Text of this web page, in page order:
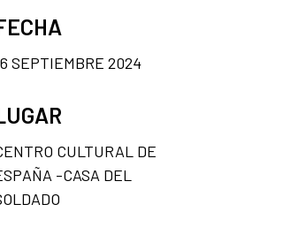
SEPTIEMBRE 2024
CULTURAL DE
-CASA DEL